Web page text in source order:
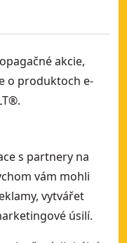
x 93 mm (5 ks)
akcie,
o produktoch e-
s partnery na
vám mohli
vytvářet
úsilí.